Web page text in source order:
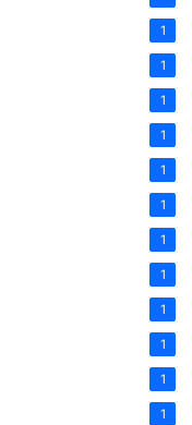
1
1
1
1
1
1
1
1
1
1
1
1